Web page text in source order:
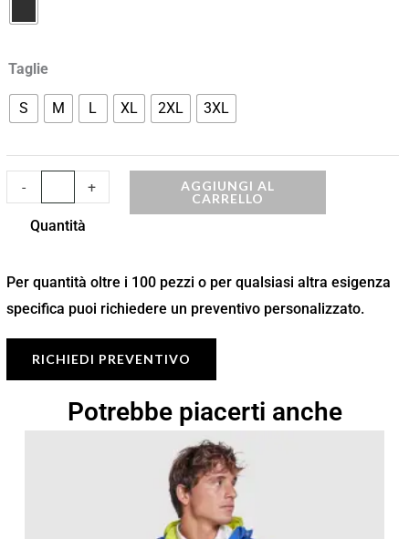
Taglie
S M L XL 2XL 3XL
- +
AGGIUNGI AL
CARRELLO
Quantità
Per quantità oltre i 100 pezzi o per qualsiasi altra esigenza
specifica puoi richiedere un preventivo personalizzato.
RICHIEDI PREVENTIVO
Potrebbe piacerti anche
a